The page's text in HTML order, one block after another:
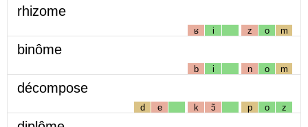
rhizome
ʁ i z o m
binôme
b i n o m
décompose
d e k ɔ̃ p o z